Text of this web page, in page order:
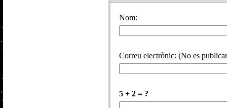
Nom:
Correu electrònic: (No es
5 + 2 = ?